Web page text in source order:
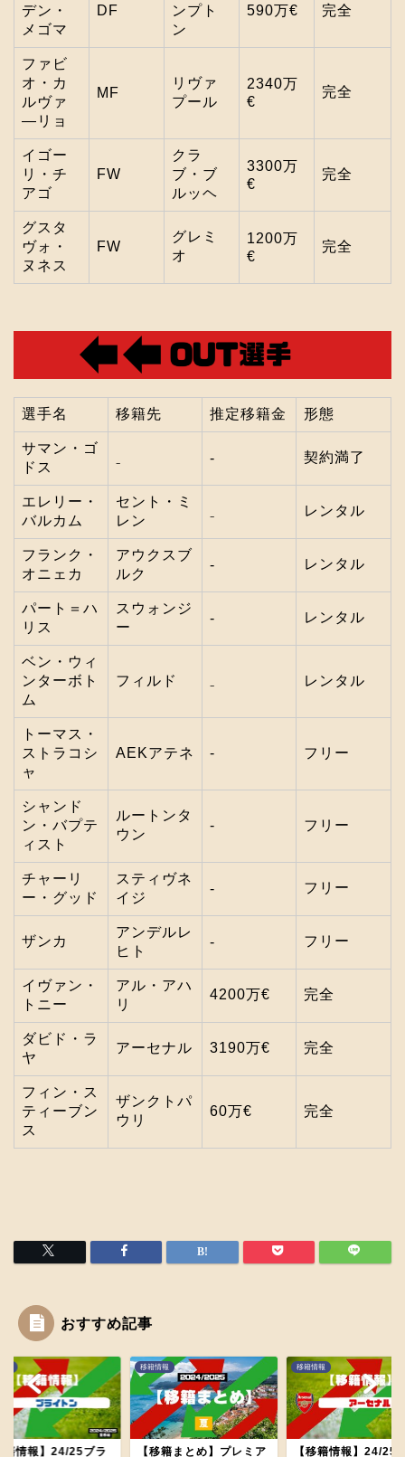
デン・
メゴマ
DF
ンプト
ン
590万€ 完全
ファビ
オ・カ
ルヴァ
―リョ
MF
リヴァ
プール
2340万
€
完全
イゴー
リ・チ
アゴ
FW
クラ
ブ・ブ
ルッヘ
3300万
€
完全
グスタ
ヴォ・
ヌネス
FW
グレミ
オ
1200万
€
完全
選手名 移籍先 推定移籍金 形態
サマン・ゴ
ドス
‐ 契約満了
エレリー・
バルカム
セント・ミ
レン
レンタル
フランク・
オニェカ
アウクスブ
ルク
‐ レンタル
パート＝ハ
リス
スウォンジ
ー
‐ レンタル
ベン・ウィ
ンターボト
ム
フィルド レンタル
トーマス・
ストラコシ
ャ
AEKアテネ ‐ フリー
シャンド
ン・バプテ
ィスト
ルートンタ
ウン
‐ フリー
チャーリ
ー・グッド
スティヴネ
イジ
‐ フリー
ザンカ
アンデルレ
ヒト
‐ フリー
イヴァン・
トニー
アル・アハ
リ
4200万€ 完全
ダビド・ラ
ヤ
アーセナル 3190万€ 完全
フィン・ス
ティーブン
ス
ザンクトパ
ウリ
60万€ 完全
おすすめ記事
籍情報】24/25ブラ
移籍情報
【移籍まとめ】プレミア
移籍情報
【移籍情報】24/25
ホーム
プレミアリーグのあれこ
れ